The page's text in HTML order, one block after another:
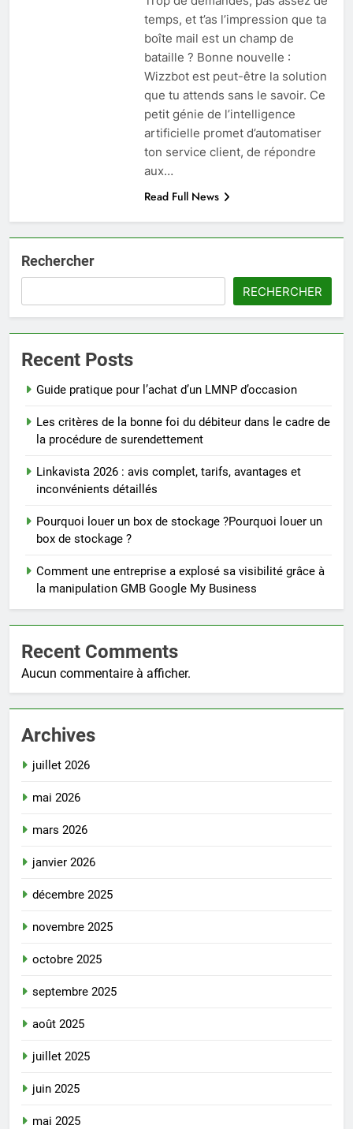
temps, et t’as l’impression que ta
boîte mail est un champ de
bataille ? Bonne nouvelle :
Wizzbot est peut-être la solution
que tu attends sans le savoir. Ce
petit génie de l’intelligence
artificielle promet d’automatiser
ton service client, de répondre
aux…
Read Full News
Rechercher
RECHERCHER
Recent Posts
Guide pratique pour l’achat d’un LMNP d’occasion
Les critères de la bonne foi du débiteur dans le cadre de
la procédure de surendettement
Linkavista 2026 : avis complet, tarifs, avantages et
inconvénients détaillés
Pourquoi louer un box de stockage ?Pourquoi louer un
box de stockage ?
Comment une entreprise a explosé sa visibilité grâce à
la manipulation GMB Google My Business
Recent Comments
Aucun commentaire à afficher.
Archives
juillet 2026
mai 2026
mars 2026
janvier 2026
décembre 2025
novembre 2025
octobre 2025
septembre 2025
août 2025
juillet 2025
juin 2025
mai 2025